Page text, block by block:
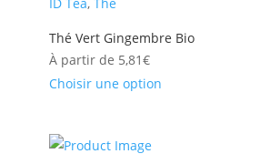
Thé Vert Gingembre Bio
À partir de 5,81€
Choisir une option